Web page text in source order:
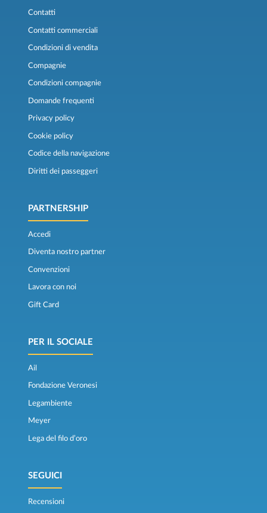
Contatti
Contatti commerciali
Condizioni di vendita
Compagnie
Condizioni compagnie
Domande frequenti
Privacy policy
Cookie policy
Codice della navigazione
Diritti dei passeggeri
PARTNERSHIP
Accedi
Diventa nostro partner
Convenzioni
Lavora con noi
Gift Card
PER IL SOCIALE
Ail
Fondazione Veronesi
Legambiente
Meyer
Lega del filo d’oro
SEGUICI
Recensioni